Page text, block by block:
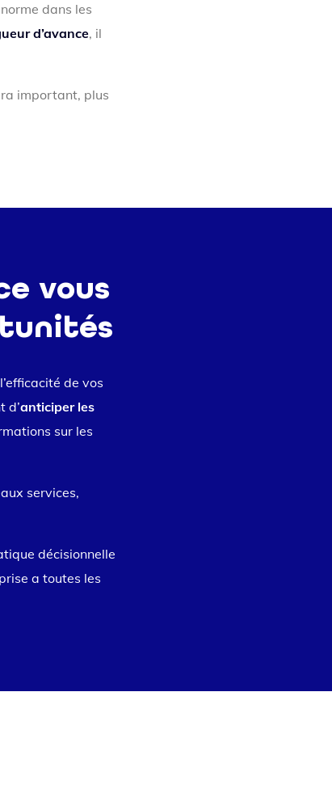
dans les
d’avance, il
important, plus
vous
de vos
d’anticiper les
sur les
services,
décisionnelle
a toutes les